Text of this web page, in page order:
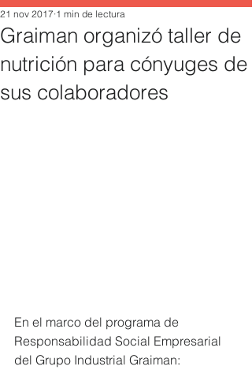
Graiman organizó taller de
nutrición para cónyuges de
sus colaboradores
21 nov 2017 1 min de lectura
En el marco del programa de
Responsabilidad Social Empresarial
del Grupo Industrial Graiman: